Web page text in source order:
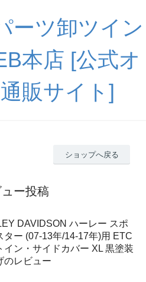
ーツ卸ツイン
本店 [公式オ
販サイト]
ショップへ戻る
ュー投稿
DAVIDSON ハーレー スポ
ター (07-13年/14-17年)用 ETC
イン・サイドカバー XL 黒塗装
のレビュー